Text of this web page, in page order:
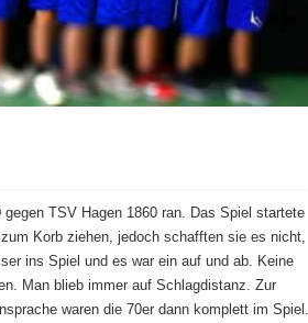
TSV Hagen 1860 ran. Das Spiel startete
Korb ziehen, jedoch schafften sie es nicht,
ins Spiel und es war ein auf und ab. Keine
Man blieb immer auf Schlagdistanz. Zur
waren die 70er dann komplett im Spiel.